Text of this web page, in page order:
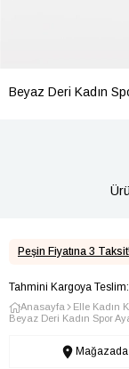
Beyaz Deri Kadın
Peşin Fiyatına 3 Taksit!
Tahmini Kargoya
Anasayfa Elle Kadın
Beyaz Deri Kadın Spor